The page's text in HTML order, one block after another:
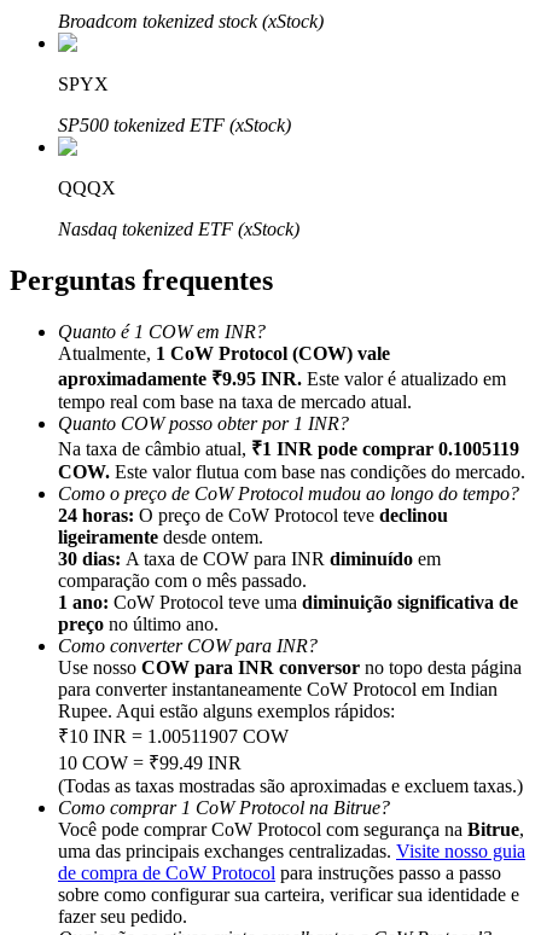
Até 65% de comissões!
Indicação
Convide um amigo para receber recompensas em dinheiro
BTC Welcome Rewards
BTC Welcome Rewards
Deposit & Trade BTC to Share 25000 USDT prize pool!
Deposit CASHCAT & Win
Share 500000 CASHCAT prize pool
Broadcom tokenized stock (xStock)
SPYX
SP500 tokenized ETF (xStock)
QQQX
Nasdaq tokenized ETF (xStock)
Perguntas frequentes
Quanto é 1 COW em INR?
Atualmente, 1 CoW Protocol (COW) vale
aproximadamente ₹9.95 INR. Este valor é atualizado em
tempo real com base na taxa de mercado atual.
Quanto COW posso obter por 1 INR?
Na taxa de câmbio atual, ₹1 INR pode comprar 0.1005119
COW. Este valor flutua com base nas condições do mercado.
Como o preço de CoW Protocol mudou ao longo do tempo?
24 horas: O preço de CoW Protocol teve declinou
ligeiramente desde ontem.
30 dias: A taxa de COW para INR diminuído em
comparação com o mês passado.
1 ano: CoW Protocol teve uma diminuição significativa de
preço no último ano.
Como converter COW para INR?
Use nosso COW para INR conversor no topo desta página
para converter instantaneamente CoW Protocol em Indian
Rupee. Aqui estão alguns exemplos rápidos:
₹10 INR = 1.00511907 COW
10 COW = ₹99.49 INR
(Todas as taxas mostradas são aproximadas e excluem taxas.)
Como comprar 1 CoW Protocol na Bitrue?
Você pode comprar CoW Protocol com segurança na Bitrue,
uma das principais exchanges centralizadas. Visite nosso guia
de compra de CoW Protocol para instruções passo a passo
sobre como configurar sua carteira, verificar sua identidade e
fazer seu pedido.